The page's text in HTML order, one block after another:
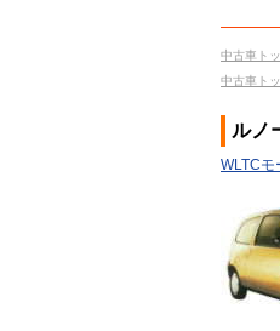
中古車ト
中古車ト
ルノ
WLTC